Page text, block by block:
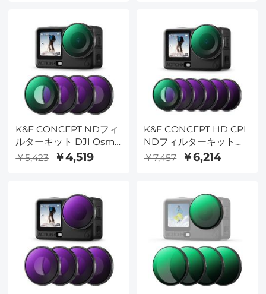
ND32 ニュートラルデン
シティ偏光アクション6
フィルター カメラアク
セサリー、マルチコート
HD光学ガラス
光ニュートラルデンシテ
ィフィルター Osmo
Action 4/Osmo Action
3 対応、マルチコーティ
ング
K&F CONCEPT NDフィ
ルターキット DJI Osmo
Action 6対応、4枚セッ
ト CPL ND8 ND16
ィルター HD光学ガラス/
マルチコーティング ア
クションカメラアクセサ
￥5,423 ￥4,519
K&F CONCEPT HD CPL
NDフィルターキット
（DJI Osmo Action 6
Essential Combo対
ND32 ND64 ND256ネ
ジ式アクションカメラ用
ニュートラルデンシティ
偏光フィルター、光学ガ
ラスマルチコーティング
￥7,457 ￥6,214